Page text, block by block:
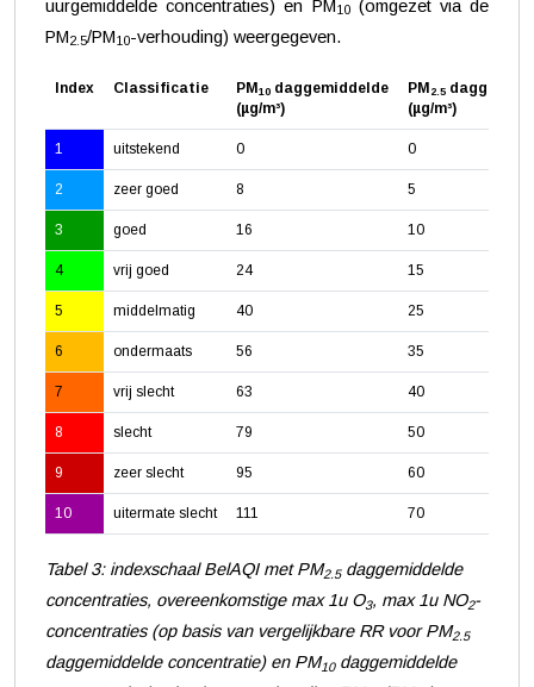
uurgemiddelde concentraties) en PM 10(omgezet via de
PM2.5/PM10-verhouding) weergegeven.
Index Classificatie PM10 daggemiddelde
(µg/m³)
PM 2.5
(µg/m³)
1 uitstekend 0 0
2 zeer goed 8 5
3 goed 16 10
4 vrij goed 24 15
5 middelmatig 40 25
6 ondermaats 56 35
7 vrij slecht 63 40
8 slecht 79 50
9 zeer slecht 95 60
10 uitermate slecht 111 70
Tabel 3: indexschaal BelAQI met PM2.5daggemiddelde
concentraties, overeenkomstige max 1u O3, max 1u NO2-
concentraties (op basis van vergelijkbare RR voor PM2.5
daggemiddelde concentratie) en PM10daggemiddelde